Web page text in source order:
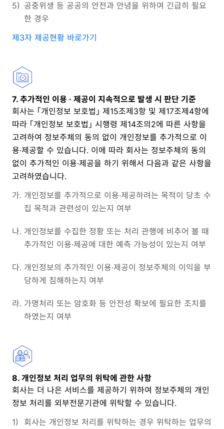
5) 공중위생 등 공공의 안전과 안녕을 위하여 긴급히 필요
한 경우
제3자 제공현황 바로가기
7. 추가적인 이용 · 제공이 지속적으로 발생 시 판단 기준
회사는 「개인정보 보호법」 제15조제3항 및 제17조제4항에
따라 「개인정보 보호법」 시행령 제14조의2에 따른 사항을
고려하여 정보주체의 동의 없이 개인정보를 추가적으로 이
용·제공할 수 있습니다. 이에 따라 회사는 정보주체의 동의
없이 추가적인 이용·제공을 하기 위해서 다음과 같은 사항을
고려하였습니다.
가. 개인정보를 추가적으로 이용·제공하려는 목적이 당초 수
집 목적과 관련성이 있는지 여부
나. 개인정보를 수집한 정황 또는 처리 관행에 비추어 볼 때
추가적인 이용·제공에 대한 예측 가능성이 있는지 여부
다. 개인정보의 추가적인 이용·제공이 정보주체의 이익을 부
당하게 침해하는지 여부
라. 가명처리 또는 암호화 등 안전성 확보에 필요한 조치를
하였는지 여부
8. 개인정보 처리 업무의 위탁에 관한 사항
회사는 더 나은 서비스를 제공하기 위하여 정보주체의 개인
정보 처리를 외부전문기관에 위탁할 수 있습니다.
1)
회사는 개인정보 처리를 위탁하는 경우 위탁하는 업무의